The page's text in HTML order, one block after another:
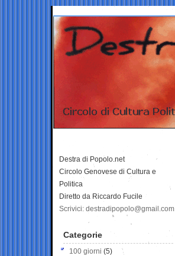
Destra di Popolo.net
Circolo Genovese di Cultura e
Politica
Diretto da Riccardo Fucile
Scrivici: destradipopolo@gmail.com
Categorie
100 giorni (5)